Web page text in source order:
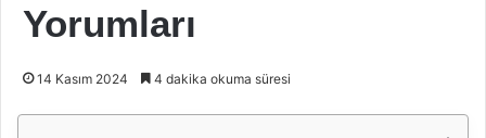
Yorumları
14 Kasım 2024 4 dakika okuma süresi